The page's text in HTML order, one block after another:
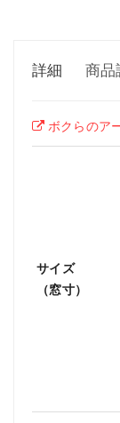
詳細 商品
ボクらのア
サイズ
（窓寸）